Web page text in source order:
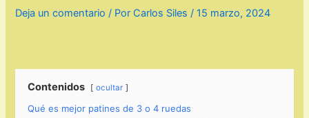
Deja un comentario / Por Carlos Siles /15 marzo, 2024
Contenidos ocultar
Qué es mejor patines de 3 o 4 ruedas